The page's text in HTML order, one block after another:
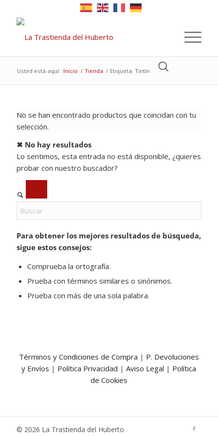
Usted está aquí: Inicio / Tienda / Etiqueta: Tintín
No se han encontrado productos que coincidan con tu
selección.
✖ No hay resultados
Lo sentimos, esta entrada no está disponible, ¿quieres
probar con nuestro buscador?
Para obtener los mejores resultados de búsqueda,
sigue estos consejos:
Comprueba la ortografía.
Prueba con términos similares o sinónimos.
Prueba con más de una sola palabra.
Términos y Condiciones de Compra | P. Devoluciones
y Envíos | Política Privacidad |Aviso Legal | Política
de Cookies
© 2026 La Trastienda del Huberto